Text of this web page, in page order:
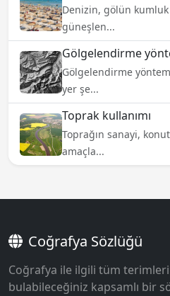
Denizin, gölün
güneşlen...
Gölgelendirme
Gölgelendirme
yer şe...
Toprak kullanımı
Toprağın sanayi,
amaçla...
Coğrafya Sözlüğü
Coğrafya ile ilgili tüm
bulabileceğiniz kapsamlı bir